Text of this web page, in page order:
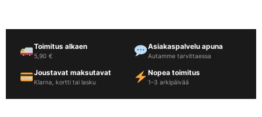
Toimitus alkaen
5,90 €
Asiakaspalvelu apuna
Autamme tarvittaessa
Joustavat maksutavat
Klarna, kortti tai lasku
Nopea toimitus
1–3 arkipäivää